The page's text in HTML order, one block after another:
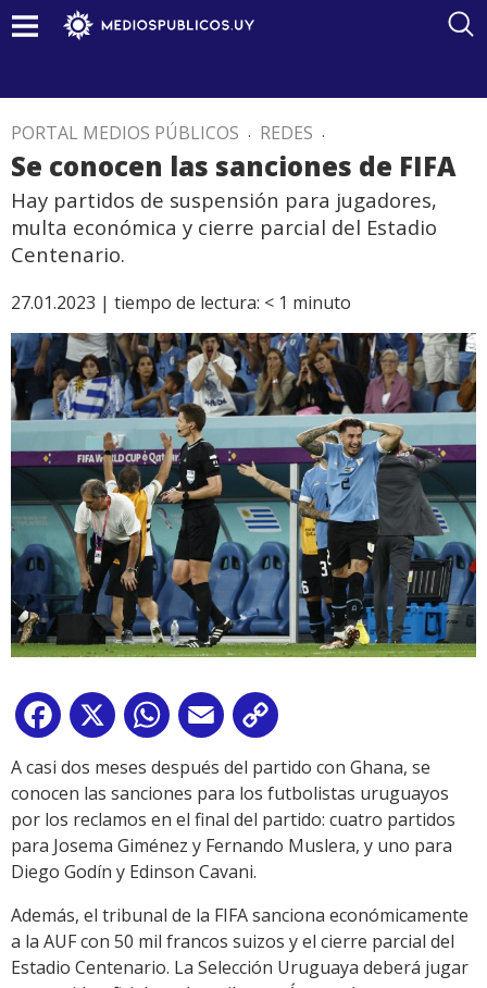
PORTAL MEDIOS PÚBLICOS . REDES .
Se conocen las sanciones de FIFA
Hay partidos de suspensión para jugadores,
multa económica y cierre parcial del Estadio
Centenario.
27.01.2023 | tiempo de lectura: < 1 minuto
Facebook
X WhatsApp
Email
Link
A casi dos meses después del partido con Ghana, se
conocen las sanciones para los futbolistas uruguayos
por los reclamos en el final del partido: cuatro partidos
para Josema Giménez y Fernando Muslera, y uno para
Diego Godín y Edinson Cavani.
Además, el tribunal de la FIFA sanciona económicamente
a la AUF con 50 mil francos suizos y el cierre parcial del
Estadio Centenario. La Selección Uruguaya deberá jugar